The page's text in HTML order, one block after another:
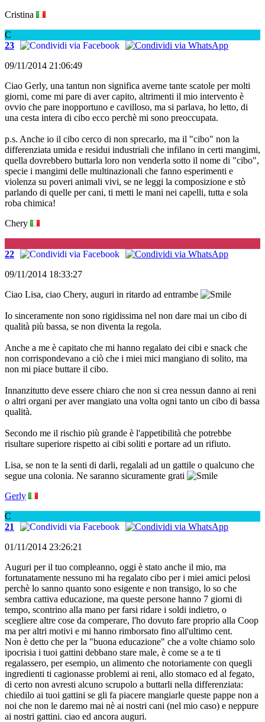
Cristina
C
23
09/11/2014 21:06:49
Ciao Gerly, una tantun non significa averne tante scatole per molti
giorni, come mi pare di aver capito, altrimenti il mio intervento è
ovvio che pare inopportuno e cavilloso, ma si parlava, ho letto, di
una cesta intera di cibo ecco perchè mi sono preoccupata.
p.s. Anche io il cibo cerco di non sprecarlo, ma il "cibo" non la
differenziata umida e residui industriali che infilano in certi mangimi,
quella dovrebbero buttarla loro non venderla sotto il nome di "cibo",
specie i mangimi delle multinazionali che fanno esperimenti e
violenza su poveri animali vivi, se ne leggi la composizione e stò
parlando di quelle per cani, ti metti le mani nei capelli, tutta e sola
roba chimica!
Chery
22
09/11/2014 18:33:27
Ciao Lisa, ciao Chery, auguri in ritardo ad entrambe
Io sinceramente non sono rigidissima nel non dare mai un cibo di
qualità più bassa, se non diventa la regola.
Anche a me è capitato che mi hanno regalato dei cibi e snack che
non corrispondevano a ciò che i miei mici mangiano di solito, ma
non mi piace buttare il cibo.
Innanzitutto deve essere chiaro che non si crea nessun danno ai reni
o altri organi per aver mangiato una volta ogni tanto un cibo di bassa
qualità.
Secondo me il rischio più grande è l'appetibilità che potrebbe
risultare superiore rispetto ai cibi soliti e portare ad un rifiuto.
Lisa, se non te la senti di darli, regalali ad un gattile o qualcuno che
segue una colonia. Ne saranno sicuramente grati
Gerly
C
21
01/11/2014 23:26:21
Auguri per il tuo compleanno, oggi è stato anche il mio, ma
fortunatamente nessuno mi ha regalato cibo per i miei amici pelosi
perchè lo sanno quanto sono esigente e non transigo, lo so che
sembra cattiva educazione, ma queste persone hanno 7 giorni di
tempo, scontrino alla mano per farsi ridare i soldi indietro, o
scegliere altre cose da comperare, l'ho dovuto fare proprio alla Coop
ma per altri motivi e mi hanno rimborsato fino all'ultimo cent.
Non è detto che per la "buona educazione" che a volte chiamo solo
ipocrisia i tuoi gattini debbano stare male, è come se a te ti
regalassero, per esempio, un alimento che notoriamente con quegli
ingredienti ti cagionasse problemi ai reni, allo stomaco ed al fegato,
di certo non avresti alcuno scrupolo a buttarli nella differenziata:
chiedilo ai tuoi gattini se gli fa piacere mangiarle queste pappe non a
noi che non le daremo mai nè ai nostri cani (nel mio caso) e neppure
ai nostri gattini. ciao ed ancora auguri.